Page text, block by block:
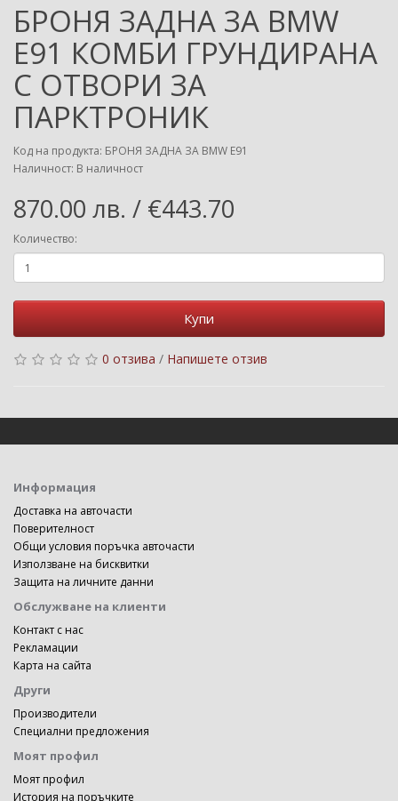
БРОНЯ ЗАДНА ЗА BMW
E91 КОМБИ ГРУНДИРАНА
С ОТВОРИ ЗА
ПАРКТРОНИК
Код на продукта: БРОНЯ ЗАДНА ЗА BMW E91
Наличност: В наличност
870.00 лв. / €443.70
Количество:
Купи
0 отзива / Напишете отзив
Информация
Доставка на авточасти
Поверителност
Общи условия поръчка авточасти
Използване на бисквитки
Защита на личните данни
Обслужване на клиенти
Контакт с нас
Рекламации
Карта на сайта
Други
Производители
Специални предложения
Моят профил
Моят профил
История на поръчките